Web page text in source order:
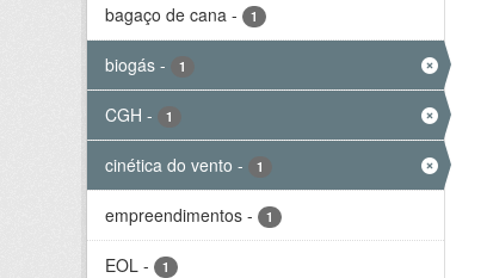
bagaço de cana - 1
biogás - 1
CGH - 1
cinética do vento - 1
empreendimentos - 1
EOL - 1